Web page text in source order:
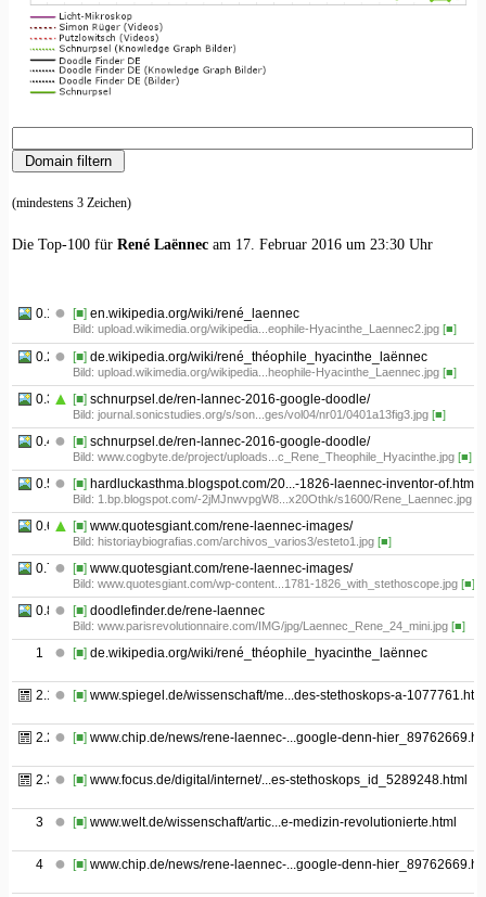
(mindestens 3 Zeichen)
Die Top-100 für René Laënnecam 17. Februar 2016 um 23:30 Uhr
0.1 [■]en.wikipedia.org/wiki/rené_laennec
Bild: upload.wikimedia.org/wikipedia...eophile-Hyacinthe_Laennec2.jpg [■]
0.2 [■]de.wikipedia.org/wiki/rené_théophile_hyacinthe_laënnec
Bild: upload.wikimedia.org/wikipedia...heophile-Hyacinthe_Laennec.jpg [■]
0.3 [■]schnurpsel.de/ren-lannec-2016-google-doodle/
Bild: journal.sonicstudies.org/s/son...ges/vol04/nr01/0401a13fig3.jpg [■]
0.4 [■]schnurpsel.de/ren-lannec-2016-google-doodle/
Bild: www.cogbyte.de/project/uploads...c_Rene_Theophile_Hyacinthe.jpg [■]
0.5 [■]hardluckasthma.blogspot.com/20...-1826-laennec-inventor-of.html
Bild: 1.bp.blogspot.com/-2jMJnwvpgW8...x20Othk/s1600/Rene_Laennec.jpg
0.6 [■]www.quotesgiant.com/rene-laennec-images/
Bild: historiaybiografias.com/archivos_varios3/esteto1.jpg [■]
0.7 [■]www.quotesgiant.com/rene-laennec-images/
Bild: www.quotesgiant.com/wp-content...1781-1826_with_stethoscope.jpg [■]
0.8 [■]doodlefinder.de/rene-laennec
Bild: www.parisrevolutionnaire.com/IMG/jpg/Laennec_Rene_24_mini.jpg [■]
1 [■]de.wikipedia.org/wiki/rené_théophile_hyacinthe_laënnec
2.1 [■]www.spiegel.de/wissenschaft/me...des-stethoskops-a-
2.2 [■]www.chip.de/news/rene-laennec-...google-denn-
2.3 [■]www.focus.de/digital/internet/...es-stethoskops_id_5289248.html
3 [■]www.welt.de/wissenschaft/artic...e-medizin-revolutionierte.html
4 [■]www.chip.de/news/rene-laennec-...google-denn-